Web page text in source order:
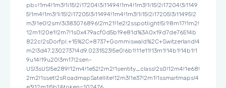
pb=!1m4!1m3!1i15!2i17204!3i11494!1m4!1m3!1i15!2i17204!3i1149
5!1m4!1m3!1i15!2i17205!3i11494!1m4!1m3!1i15!2i17205!3i11495!2
m3!1e0!2sm!3i383076896!2m21!1e2!2sspotlight!5i1!8m17!1m2!
12m1!20e1!2m7!1s0x479acf0d5b19e81d%3A0x19d7de76514b
822c!2sDorfpl.+15%2C+8737+Gommiswald%2C+Switzerland!4
m2!3d47.2302737!4d9.0231523!5e0!6b1!11e11!13m1!14b1!14b1!1
9u14!19u20!3m17!2sen-
US!3sUS!5e289!12m4!1e52!2m2!1sentity_class!2s0!12m4!1e68!
2m2!1sset!2sRoadmapSatellite!12m3!1e37!2m1!1ssmartmaps!4